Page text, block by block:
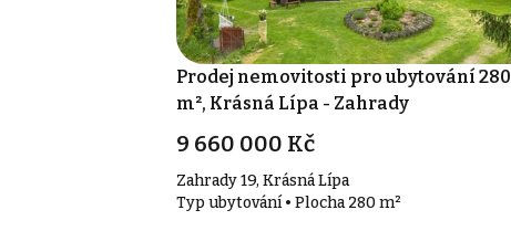
Prodej nemovitosti pro ubytování 280
m², Krásná Lípa - Zahrady
9 660 000 Kč
Zahrady 19, Krásná Lípa
Typ ubytování • Plocha 280 m²